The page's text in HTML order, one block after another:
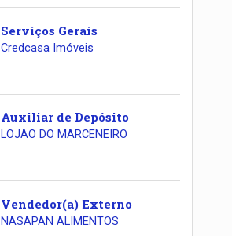
Serviços Gerais
Credcasa Imóveis
Auxiliar de Depósito
LOJAO DO MARCENEIRO
Vendedor(a) Externo
NASAPAN ALIMENTOS